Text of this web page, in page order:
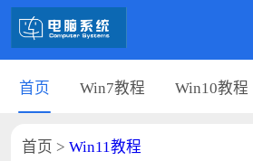
首页 Win7教程 Win10教程
首页 > Win11教程